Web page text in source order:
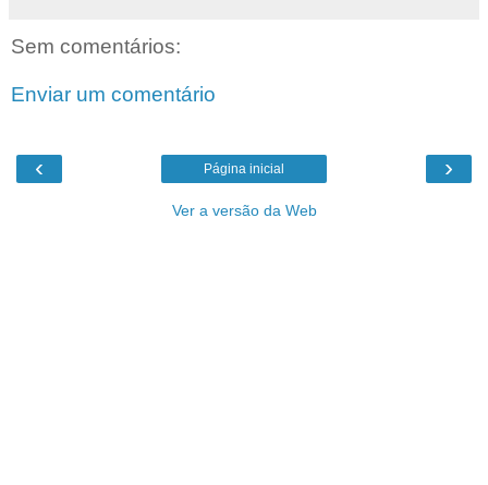
Sem comentários:
Enviar um comentário
‹ ›
Página inicial
Ver a versão da Web